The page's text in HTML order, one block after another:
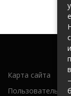
Карта сайта